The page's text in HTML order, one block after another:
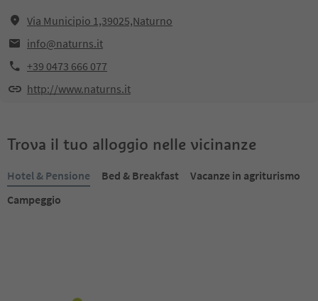
Via Municipio 1,39025,Naturno
info@naturns.it
+39 0473 666 077
http://www.naturns.it
Trova il tuo alloggio nelle vicinanze
Hotel & Pensione Bed & Breakfast
Vacanze in agriturismo
Campeggio